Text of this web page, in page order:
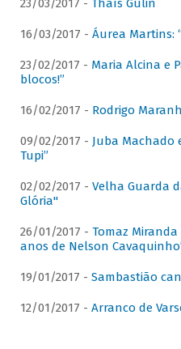
23/03/2017 - Thaís Gulin
16/03/2017 - Áurea Martins:
23/02/2017 - Maria Alcina e
blocos!”
16/02/2017 - Rodrigo
09/02/2017 - Juba Machado
Tupi”
02/02/2017 - Velha Guarda
Glória"
26/01/2017 - Tomaz Miranda
anos de Nelson
19/01/2017 - Sambastião
12/01/2017 - Arranco de